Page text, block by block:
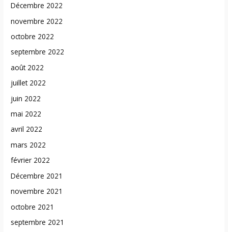
Décembre 2022
novembre 2022
octobre 2022
septembre 2022
août 2022
juillet 2022
juin 2022
mai 2022
avril 2022
mars 2022
février 2022
Décembre 2021
novembre 2021
octobre 2021
septembre 2021